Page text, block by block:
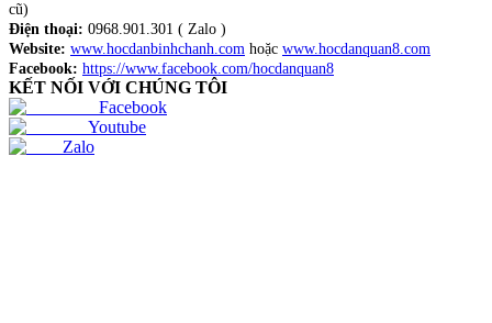
cũ)
Điện thoại: 0968.901.301 ( Zalo )
Website: www.hocdanbinhchanh.com hoặc www.hocdanquan8.com
Facebook: https://www.facebook.com/hocdanquan8
KẾT NỐI VỚI CHÚNG TÔI
Facebook
Youtube
Zalo